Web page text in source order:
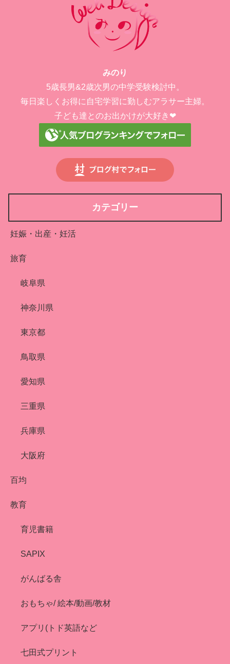
みのり
5歳長男&2歳次男の中学受験検討中。
毎日楽しくお得に自宅学習に勤しむアラサー主婦。
子ども達とのお出かけが大好き❤︎
カテゴリー
妊娠・出産・妊活
旅育
岐阜県
神奈川県
東京都
鳥取県
愛知県
三重県
兵庫県
大阪府
百均
教育
育児書籍
SAPIX
がんばる舎
おもちゃ/ 絵本/動画/教材
アプリ(トド英語など
七田式プリント